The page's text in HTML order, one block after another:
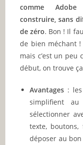
comme Adobe
construire, sans
de zéro. Bon ! Il
de bien méchant !
mais c’est un peu
début, on trouve
Avantages :
simplifient
sélectionner
texte,
déposer au